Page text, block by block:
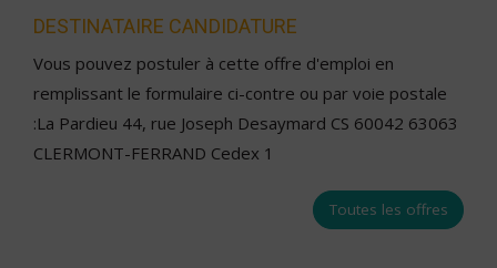
DESTINATAIRE CANDIDATURE
Vous pouvez postuler à cette offre d'emploi en
remplissant le formulaire ci-contre ou par voie postale
:La Pardieu 44, rue Joseph Desaymard CS 60042 63063
CLERMONT-FERRAND Cedex 1
Toutes les offres